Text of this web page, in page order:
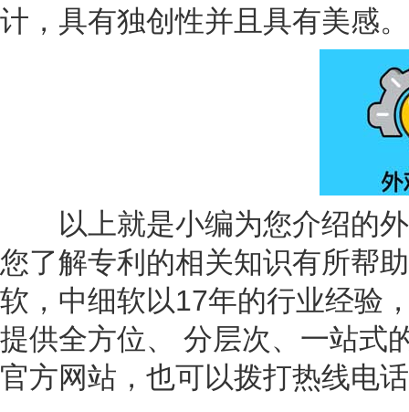
计，具有独创性并且具有美感。
以上就是小编为您介绍的外
您了解专利的相关知识有所帮
软，中细软以17年的行业经验
提供全方位、 分层次、一站式
官方网站，也可以拨打热线电